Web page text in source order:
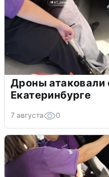
Дроны атаковали
Екатеринбурге
7 августа 0